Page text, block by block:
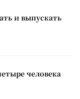
и выпускать
человека